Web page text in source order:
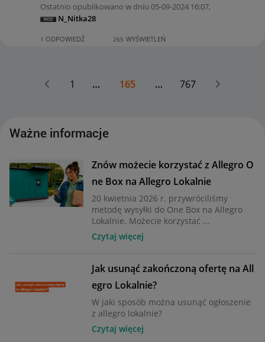
Ostatnio opublikowano w dniu ‎05-09-2024 16:07,
N_Nitka28
1 ODPOWIEDŹ 265 WYŚWIETLEŃ
1 … 165 … 767
Ważne informacje
Znów możecie korzystać z Allegro O
ne Box na Allegro Lokalnie
20 kwietnia 2026 r. przywróciliśmy
metodę wysyłki do One Box na Allegro
Lokalnie. Możecie korzystać ...
Czytaj więcej
Jak usunąć zakończoną ofertę na All
egro Lokalnie?
W jaki sposób można usunąć ogłoszenie
z allegro lokalnie?
Czytaj więcej